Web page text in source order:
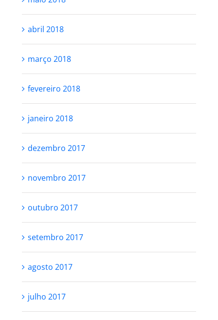
abril 2018
março 2018
fevereiro 2018
janeiro 2018
dezembro 2017
novembro 2017
outubro 2017
setembro 2017
agosto 2017
julho 2017